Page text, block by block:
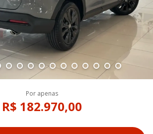
Por apenas
R$ 182.970,00